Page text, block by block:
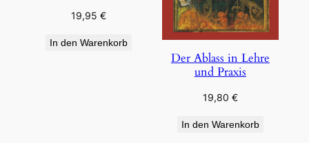
19,95€
In den Warenkorb
Der Ablass in Lehre
und Praxis
19,80 €
In den Warenkorb